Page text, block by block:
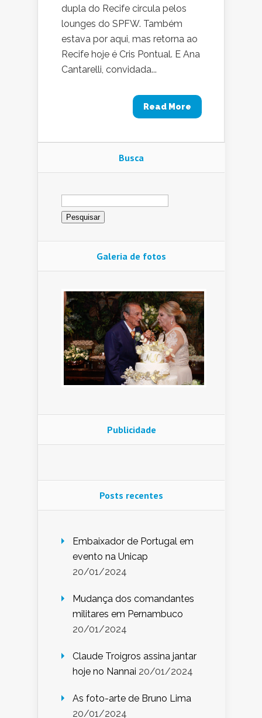
dupla do Recife circula pelos
lounges do SPFW. Também
estava por aqui, mas retorna ao
Recife hoje é Cris Pontual. E Ana
Cantarelli, convidada...
Read More
Busca
Pesquisar
por:
Galeria de fotos
Publicidade
Posts recentes
Embaixador de Portugal em
evento na Unicap
20/01/2024
Mudança dos comandantes
militares em Pernambuco
20/01/2024
Claude Troigros assina jantar
hoje no Nannai 20/01/2024
As foto-arte de Bruno Lima
20/01/2024